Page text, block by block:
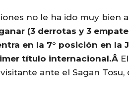
no le ha ido muy bien
(3 derrotas y 3
en la 7° posición en la
título internacional.Â
ante el Sagan Tosu,